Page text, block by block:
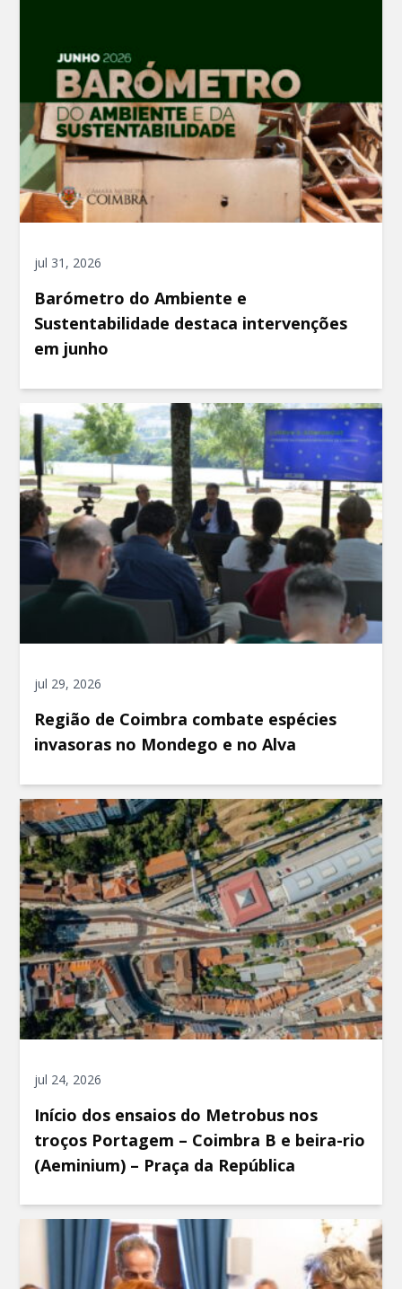
jul 31, 2026
Barómetro do Ambiente e
Sustentabilidade destaca intervenções
em junho
jul 29, 2026
Região de Coimbra combate espécies
invasoras no Mondego e no Alva
jul 24, 2026
Início dos ensaios do Metrobus nos
troços Portagem – Coimbra B e beira-rio
(Aeminium) – Praça da República